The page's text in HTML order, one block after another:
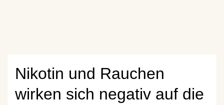
Nikotin und Rauchen
wirken sich negativ auf die